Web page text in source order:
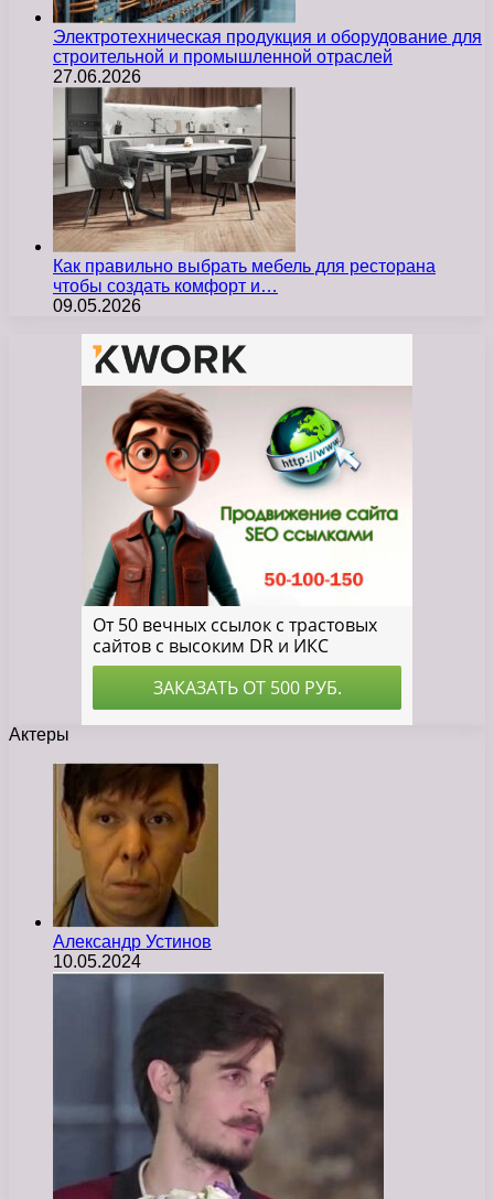
Электротехническая продукция и оборудование для
строительной и промышленной отраслей
27.06.2026
Как правильно выбрать мебель для ресторана
чтобы создать комфорт и…
09.05.2026
Актеры
Александр Устинов
10.05.2024